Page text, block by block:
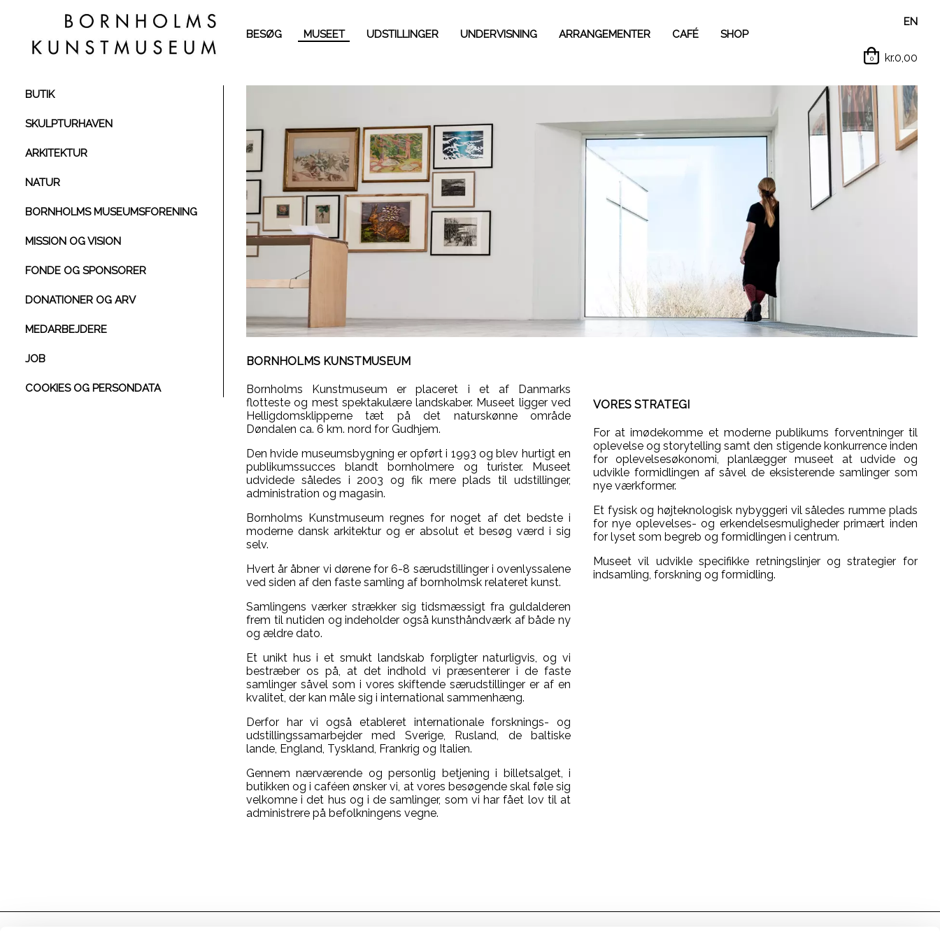
BESØG MUSEET UDSTILLINGER UNDERVISNING ARRANGEMENTER CAFÉ SHOP
EN
0 kr.0,00
BUTIK
SKULPTURHAVEN
ARKITEKTUR
NATUR
BORNHOLMS MUSEUMSFORENING
MISSION OG VISION
FONDE OG SPONSORER
DONATIONER OG ARV
MEDARBEJDERE
JOB
COOKIES OG PERSONDATA
BORNHOLMS KUNSTMUSEUM
Bornholms Kunstmuseum er placeret i et af Danmarks
flotteste og mest spektakulære landskaber. Museet ligger ved
Helligdomsklipperne tæt på det naturskønne område
Døndalen ca. 6 km. nord for Gudhjem.
Den hvide museumsbygning er opført i 1993 og blev hurtigt en
publikumssucces blandt bornholmere og turister. Museet
udvidede således i 2003 og fik mere plads til udstillinger,
administration og magasin.
Bornholms Kunstmuseum regnes for noget af det bedste i
moderne dansk arkitektur og er absolut et besøg værd i sig
selv.
Hvert år åbner vi dørene for 6-8 særudstillinger i ovenlyssalene
ved siden af den faste samling af bornholmsk relateret kunst.
Samlingens værker strækker sig tidsmæssigt fra guldalderen
frem til nutiden og indeholder også kunsthåndværk af både ny
og ældre dato.
Et unikt hus i et smukt landskab forpligter naturligvis, og vi
bestræber os på, at det indhold vi præsenterer i de faste
samlinger såvel som i vores skiftende særudstillinger er af en
kvalitet, der kan måle sig i international sammenhæng.
Derfor har vi også etableret internationale forsknings- og
udstillingssamarbejder med Sverige, Rusland, de baltiske
lande, England, Tyskland, Frankrig og Italien.
Gennem nærværende og personlig betjening i billetsalget, i
butikken og i caféen ønsker vi, at vores besøgende skal føle sig
velkomne i det hus og i de samlinger, som vi har fået lov til at
administrere på befolkningens vegne.
VORES STRATEGI
For at imødekomme et moderne publikums forventninger til
oplevelse og storytelling samt den stigende konkurrence inden
for oplevelsesøkonomi, planlægger museet at udvide og
udvikle formidlingen af såvel de eksisterende samlinger som
nye værkformer.
Et fysisk og højteknologisk nybyggeri vil således rumme plads
for nye oplevelses- og erkendelsesmuligheder primært inden
for lyset som begreb og formidlingen i centrum.
Museet vil udvikle specifikke retningslinjer og strategier for
indsamling, forskning og formidling.